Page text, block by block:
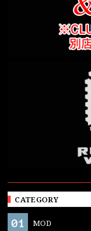
CATEGORY
MOD